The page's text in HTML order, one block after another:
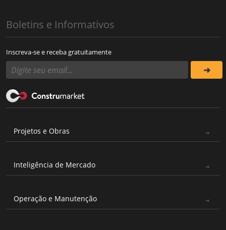
Boletins e Informativos
Inscreva-se e receba gratuitamente
Projetos e Obras
Inteligência de Mercado
Operação e Manutenção